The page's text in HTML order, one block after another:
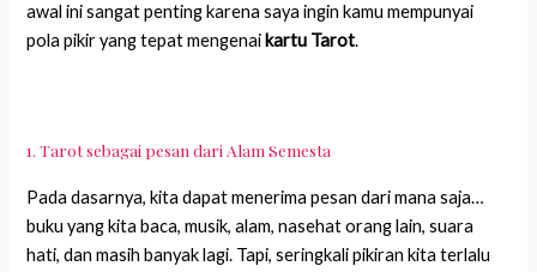
awal ini sangat penting karena saya ingin kamu mempunyai
pola pikir yang tepat mengenai kartu Tarot.
1. Tarot sebagai pesan dari Alam Semesta
Pada dasarnya, kita dapat menerima pesan dari mana saja…
buku yang kita baca, musik, alam, nasehat orang lain, suara
hati, dan masih banyak lagi. Tapi, seringkali pikiran kita terlalu